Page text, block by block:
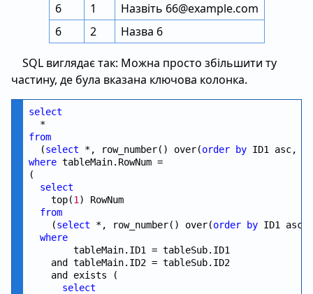
6
1
Назвіть 66@example.com
6
2 Назва 6
SQL виглядає так: Можна просто збільшити ту
частину, де була вказана ключова колонка.
select
from
  (
select *, row_number() over(order by ID1 asc,
where tableMain.RowNum =
(
select
    top(
1 ) RowNum
from
    (
select *, row_number() over(order by ID1
where
        tableMain.ID1 = tableSub.ID1
    and tableMain.ID2 = tableSub.ID2
    and exists (
select